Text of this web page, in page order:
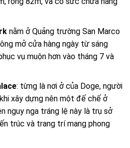
nằm ở Quảng trường San Marco
mở cửa hàng ngày từ sáng
vụ muộn hơn vào tháng 7 và
: từng là nơi ở của Doge, người
xây dựng nên một đế chế ở
nguy nga tráng lệ này là trụ sở
trúc và trang trí mang phong